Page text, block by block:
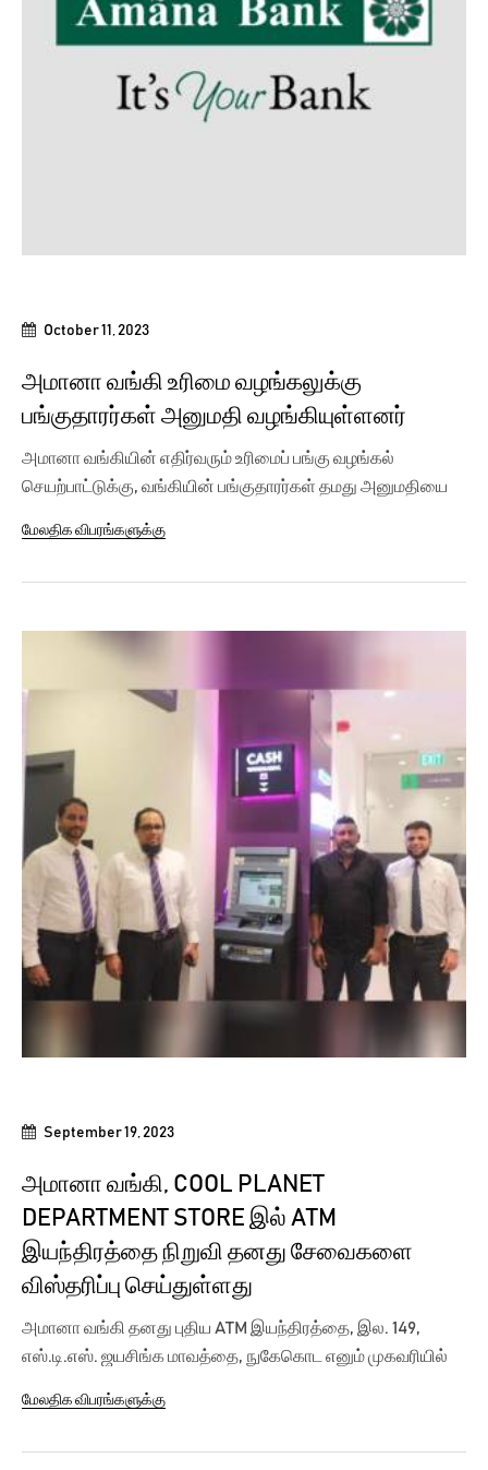
October 11, 2023
அமானா வங்கி உரிமை வழங்கலுக்கு
பங்குதாரர்கள் அனுமதி வழங்கியுள்ளனர்
அமானா வங்கியின் எதிர்வரும் உரிமைப் பங்கு வழங்கல்
செயற்பாட்டுக்கு, வங்கியின் பங்குதாரர்கள் தமது அனுமதியை
மேலதிக விபரங்களுக்கு
September 19, 2023
அமானா வங்கி, COOL PLANET
DEPARTMENT STORE இல் ATM
இயந்திரத்தை நிறுவி தனது சேவைகளை
விஸ்தரிப்பு செய்துள்ளது
அமானா வங்கி தனது புதிய ATM இயந்திரத்தை, இல. 149,
எஸ்.டி.எஸ். ஜயசிங்க மாவத்தை, நுகேகொட எனும் முகவரியில்
மேலதிக விபரங்களுக்கு